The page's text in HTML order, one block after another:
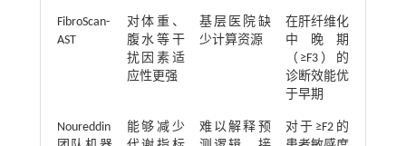
FibroScan-
AST
对体重、
腹水等干
扰因素适
应性更强
基层医院缺
少计算资源
在肝纤维化
中晚期
（≥F3）的
诊断效能优
于早期
Noureddin
能够减少
难以解释预
对于≥F2的